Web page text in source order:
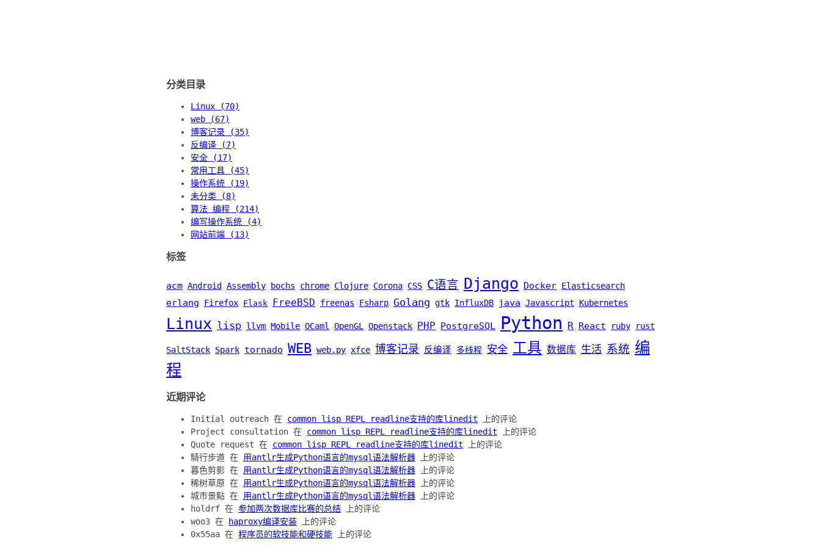
分类目录
Linux (70)
web (67)
博客记录 (35)
反编译 (7)
安全 (17)
常用工具 (45)
操作系统 (19)
未分类 (8)
算法 编程 (214)
编写操作系统 (4)
网站前端 (13)
标签
acm Android Assembly bochs chrome Clojure Corona CSS C语言 Django Docker Elasticsearch
erlang Firefox Flask FreeBSD freenas Fsharp Golang gtk InfluxDB java Javascript Kubernetes
Linux lisp llvm Mobile OCaml OpenGL Openstack PHP PostgreSQL Python R React ruby rust
SaltStack Spark tornado WEB web.py xfce 博客记录 反编译 多线程 安全 工具 数据库 生活 系统 编
程
近期评论
Initial outreach 在 common lisp REPL readline支持的库linedit 上的评论
Project consultation 在 common lisp REPL readline支持的库linedit 上的评论
Quote request 在 common lisp REPL readline支持的库linedit 上的评论
騎行步道 在 用antlr生成Python语言的mysql语法解析器 上的评论
暮色剪影 在 用antlr生成Python语言的mysql语法解析器 上的评论
稀树草原 在 用antlr生成Python语言的mysql语法解析器 上的评论
城市景點 在 用antlr生成Python语言的mysql语法解析器 上的评论
holdrf 在 参加两次数据库比赛的总结 上的评论
woo3 在
haproxy编译安装 上的评论
0x55aa 在 程序员的软技能和硬技能 上的评论